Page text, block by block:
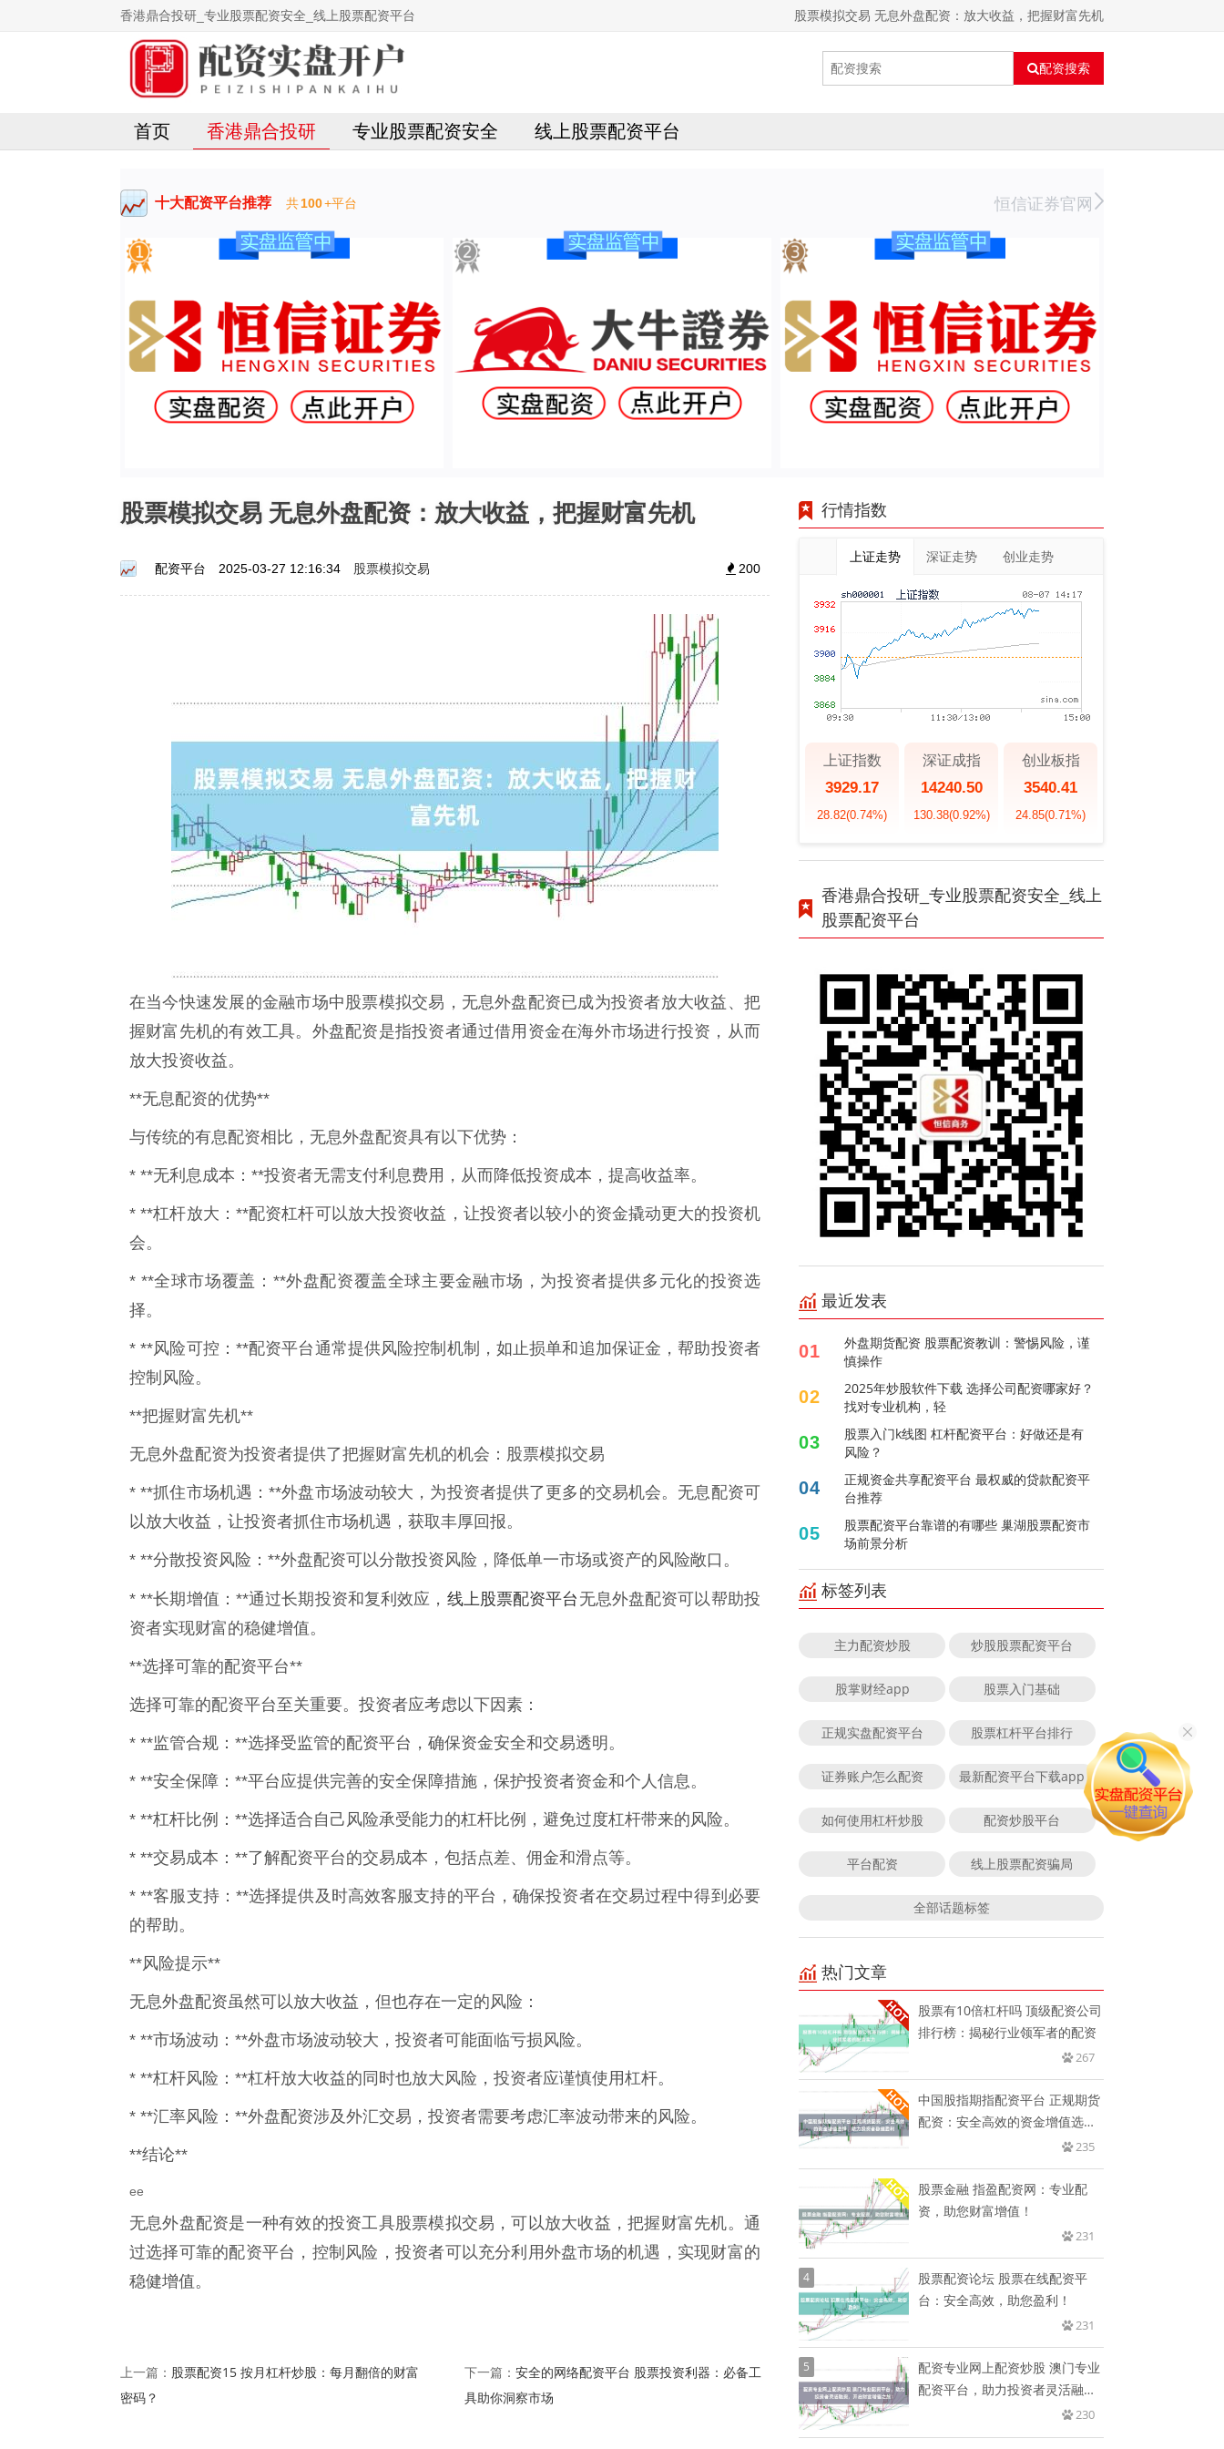
香港鼎合投研_专业股票配资安全_线上股票配资平台 股票模拟交易 无息外盘配资：放大收益，把握财富先机
配资搜索
首页 香港鼎合投研 专业股票配资安全 线上股票配资平台
十大配资平台推荐 共100+平台 恒信证券官网
股票模拟交易 无息外盘配资：放大收益，把握财富先机
配资平台 2025-03-27 12:16:34 股票模拟交易 200
在当今快速发展的金融市场中股票模拟交易，无息外盘配资已成为投资者放大收益、把
握财富先机的有效工具。外盘配资是指投资者通过借用资金在海外市场进行投资，从而
放大投资收益。
**无息配资的优势**
与传统的有息配资相比，无息外盘配资具有以下优势：
* **无利息成本：**投资者无需支付利息费用，从而降低投资成本，提高收益率。
* **杠杆放大：**配资杠杆可以放大投资收益，让投资者以较小的资金撬动更大的投资机
会。
* **全球市场覆盖：**外盘配资覆盖全球主要金融市场，为投资者提供多元化的投资选
择。
* **风险可控：**配资平台通常提供风险控制机制，如止损单和追加保证金，帮助投资者
控制风险。
**把握财富先机**
无息外盘配资为投资者提供了把握财富先机的机会：股票模拟交易
* **抓住市场机遇：**外盘市场波动较大，为投资者提供了更多的交易机会。无息配资可
以放大收益，让投资者抓住市场机遇，获取丰厚回报。
* **分散投资风险：**外盘配资可以分散投资风险，降低单一市场或资产的风险敞口。
* **长期增值：**通过长期投资和复利效应， 线上股票配资平台 无息外盘配资可以帮助投
资者实现财富的稳健增值。
**选择可靠的配资平台**
选择可靠的配资平台至关重要。投资者应考虑以下因素：
* **监管合规：**选择受监管的配资平台，确保资金安全和交易透明。
* **安全保障：**平台应提供完善的安全保障措施，保护投资者资金和个人信息。
* **杠杆比例：**选择适合自己风险承受能力的杠杆比例，避免过度杠杆带来的风险。
* **交易成本：**了解配资平台的交易成本，包括点差、佣金和滑点等。
* **客服支持：**选择提供及时高效客服支持的平台，确保投资者在交易过程中得到必要
的帮助。
**风险提示**
无息外盘配资虽然可以放大收益，但也存在一定的风险：
* **市场波动：**外盘市场波动较大，投资者可能面临亏损风险。
* **杠杆风险：**杠杆放大收益的同时也放大风险，投资者应谨慎使用杠杆。
* **汇率风险：**外盘配资涉及外汇交易，投资者需要考虑汇率波动带来的风险。
**结论**
ee
无息外盘配资是一种有效的投资工具股票模拟交易，可以放大收益，把握财富先机。通
过选择可靠的配资平台，控制风险，投资者可以充分利用外盘市场的机遇，实现财富的
稳健增值。
上一篇： 股票配资15 按月杠杆炒股：每月翻倍的财富
密码？
下一篇： 安全的网络配资平台 股票投资利器：必备工
具助你洞察市场
行情指数
上证走势 深证走势 创业走势
上证指数
3929.17
28.82(0.74%)
深证成指
14240.50
130.38(0.92%)
创业板指
3540.41
24.85(0.71%)
香港鼎合投研_专业股票配资安全_线上
股票配资平台
最近发表
01
外盘期货配资 股票配资教训：警惕风险，谨
慎操作
02
2025年炒股软件下载 选择公司配资哪家好？
找对专业机构，轻
03
股票入门k线图 杠杆配资平台：好做还是有
风险？
04
正规资金共享配资平台 最权威的贷款配资平
台推荐
05
股票配资平台靠谱的有哪些 巢湖股票配资市
场前景分析
标签列表
主力配资炒股 炒股股票配资平台
股掌财经app 股票入门基础
正规实盘配资平台 股票杠杆平台排行
证券账户怎么配资 最新配资平台下载app
如何使用杠杆炒股 配资炒股平台
平台配资 线上股票配资骗局
全部话题标签
热门文章
股票有10倍杠杆吗 顶级配资公司
排行榜：揭秘行业领军者的配资
267
中国股指期指配资平台 正规期货
配资：安全高效的资金增值选
235
股票金融 指盈配资网：专业配
资，助您财富增值！
231
4
股票配资论坛 股票在线配资平
台：安全高效，助您盈利！
231
5
配资专业网上配资炒股 澳门专业
配资平台，助力投资者灵活融
230